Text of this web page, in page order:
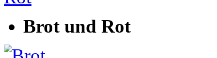
Brot und Rot